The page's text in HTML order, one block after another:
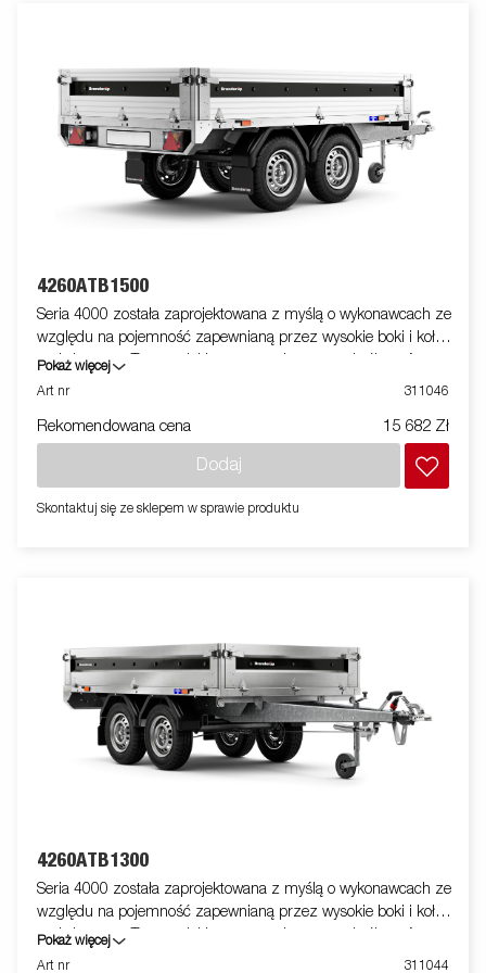
4260ATB1500
Seria 4000 została zaprojektowana z myślą o wykonawcach ze
względu na pojemność zapewnianą przez wysokie boki i koła
podwieszane. Ten model jest wyposażony w podwójną oś.
Wzmocniony stalowy profil wokół skrzyni chroni skrzynię
mocowania umieszczone na stalowym profilu zapewniają łatwy
są stalowe i składane. Dostępny jest szeroki program
przedstawiać wyposażenie opcjonalne.
Pokaż więcej
Art nr
311046
Rekomendowana cena 15 682 Zł
Dodaj
Skontaktuj się ze sklepem w sprawie produktu
4260ATB1300
Seria 4000 została zaprojektowana z myślą o wykonawcach ze
względu na pojemność zapewnianą przez wysokie boki i koła
podwieszane. Ten model jest wyposażony w podwójną oś.
Wzmocniony stalowy profil wokół skrzyni chroni skrzynię
Pokaż więcej
Art nr
311044